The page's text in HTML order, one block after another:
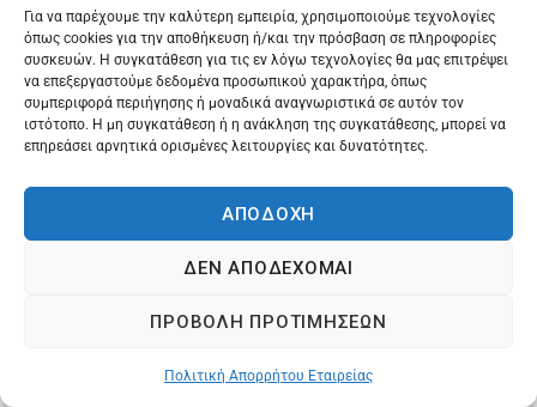
Για να παρέχουμε την καλύτερη εμπειρία, χρησιμοποιούμε τεχνολογίες
όπως cookies για την αποθήκευση ή/και την πρόσβαση σε πληροφορίες
συσκευών. Η συγκατάθεση για τις εν λόγω τεχνολογίες θα μας επιτρέψει
να επεξεργαστούμε δεδομένα προσωπικού χαρακτήρα, όπως
συμπεριφορά περιήγησης ή μοναδικά αναγνωριστικά σε αυτόν τον
ιστότοπο. Η μη συγκατάθεση ή η ανάκληση της συγκατάθεσης, μπορεί να
επηρεάσει αρνητικά ορισμένες λειτουργίες και δυνατότητες.
ΑΠΟΔΟΧΗ
ΔΕΝ ΑΠΟΔΕΧΟΜΑΙ
ΠΡΟΒΟΛΗ ΠΡΟΤΙΜΗΣΕΩΝ
Πολιτική Απορρήτου Εταιρείας